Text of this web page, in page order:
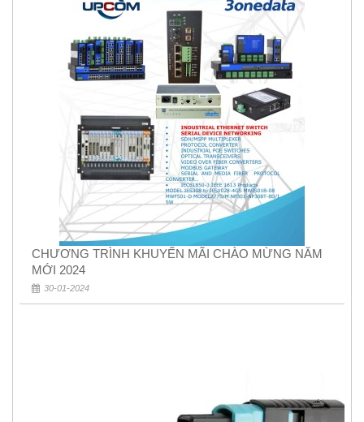
CHƯƠNG TRÌNH KHUYẾN MÃI CHÀO MỪNG NĂM
MỚI 2024
30-01-2024